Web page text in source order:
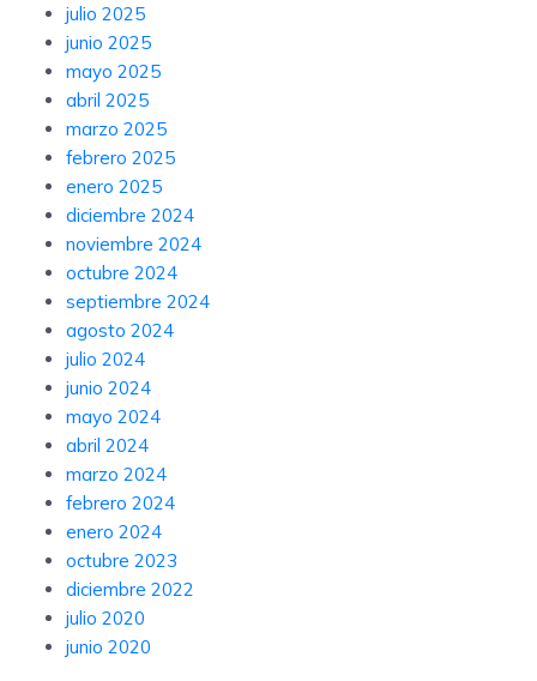
julio 2025
junio 2025
mayo 2025
abril 2025
marzo 2025
febrero 2025
enero 2025
diciembre 2024
noviembre 2024
octubre 2024
septiembre 2024
agosto 2024
julio 2024
junio 2024
mayo 2024
abril 2024
marzo 2024
febrero 2024
enero 2024
octubre 2023
diciembre 2022
julio 2020
junio 2020